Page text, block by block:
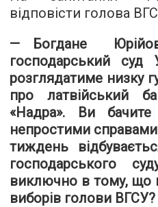
відповісти голова
— Богдане
господарський суд
розглядатиме низку
про латвійський
«Надра». Ви
непростими
тиждень
господарського
виключно в тому, що
виборів голови ВГСУ?